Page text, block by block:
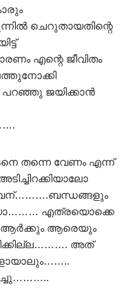
ചെറുതായതിന്റെ
എന്റെ ജീവിതം
ജയിക്കാൻ
തന്നെ വേണം എന്ന്
എത്രയൊക്കെ
ആർക്കും ആരെയും
അത്